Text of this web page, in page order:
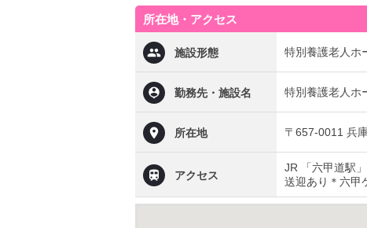
所在地・アクセス
施設形態 特別養護老人ホ
勤務先・施設名 特別養護老人ホ
所在地 〒657-0011 兵
アクセス
JR 「六甲道駅
送迎あり＊六甲